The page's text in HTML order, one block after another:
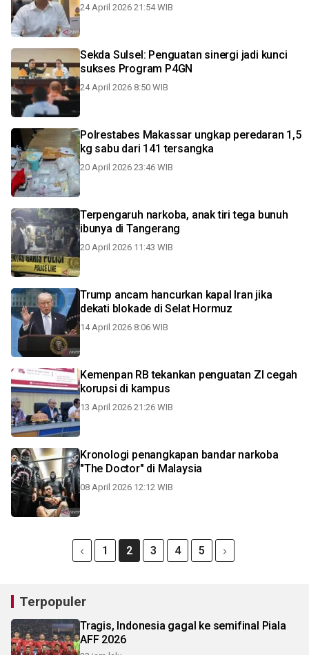
24 April 2026 21:54 WIB
Sekda Sulsel: Penguatan sinergi jadi kunci
sukses Program P4GN
24 April 2026 8:50 WIB
Polrestabes Makassar ungkap peredaran 1,5
kg sabu dari 141 tersangka
20 April 2026 23:46 WIB
Terpengaruh narkoba, anak tiri tega bunuh
ibunya di Tangerang
20 April 2026 11:43 WIB
Trump ancam hancurkan kapal Iran jika
dekati blokade di Selat Hormuz
14 April 2026 8:06 WIB
Kemenpan RB tekankan penguatan ZI cegah
korupsi di kampus
13 April 2026 21:26 WIB
Kronologi penangkapan bandar narkoba
"The Doctor" di Malaysia
08 April 2026 12:12 WIB
1 2 3 4 5
Terpopuler
Tragis, Indonesia gagal ke semifinal Piala
AFF 2026